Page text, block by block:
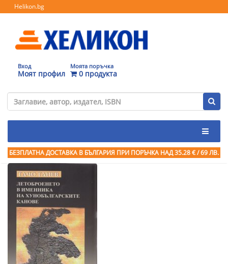
Helikon.bg
Вход
Моят профил
Моята поръчка
0 продукта
БЕЗПЛАТНА ДОСТАВКА В БЪЛГАРИЯ ПРИ ПОРЪЧКА НАД 35.28 € / 69 ЛВ.